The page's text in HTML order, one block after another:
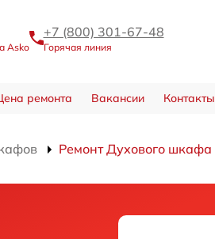
Asko
+7 (800) 301-67-48
Горячая линия
ремонта Вакансии Контакты
Ремонт Духового шкафа